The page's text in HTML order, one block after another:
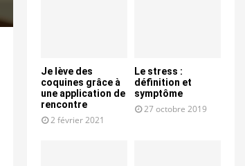
Je lève des
coquines grâce à
une application de
rencontre
2 février 2021
Le stress :
définition et
symptôme
27 octobre 2019